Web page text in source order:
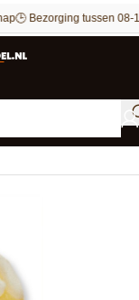
🕒 Bezorging tussen 08-